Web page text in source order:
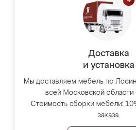
Доставка
и установка
Мы доставляем мебель по
всей Московской области
Стоимость сборки мебели:
заказа.